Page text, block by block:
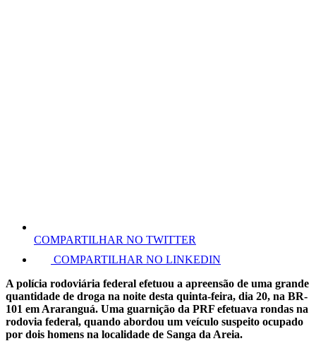
COMPARTILHAR NO TWITTER
COMPARTILHAR NO LINKEDIN
A polícia rodoviária federal efetuou a apreensão de uma grande
quantidade de droga na noite desta quinta-feira, dia 20, na BR-
101 em Araranguá. Uma guarnição da PRF efetuava rondas na
rodovia federal, quando abordou um veículo suspeito ocupado
por dois homens na localidade de Sanga da Areia.